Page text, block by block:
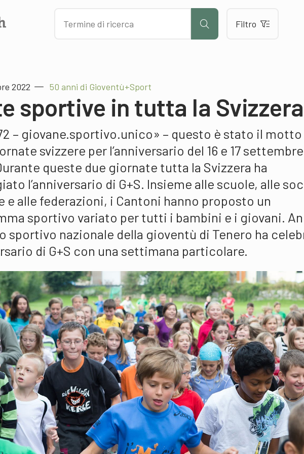
Filtro
2022 50 anni di Gioventù+Sport
sportive in tutta la Svizzera
– giovane.sportivo.unico» – questo è stato il motto
svizzere per l’anniversario del 16 e 17 settembre
queste due giornate tutta la Svizzera ha
l’anniversario di G+S. Insieme alle scuole, alle
e alle federazioni, i Cantoni hanno proposto un
sportivo variato per tutti i bambini e i giovani.
sportivo nazionale della gioventù di Tenero ha
di G+S con una settimana particolare.